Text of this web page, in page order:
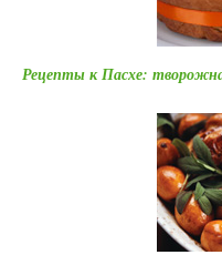
Рецепты к Пасхе: